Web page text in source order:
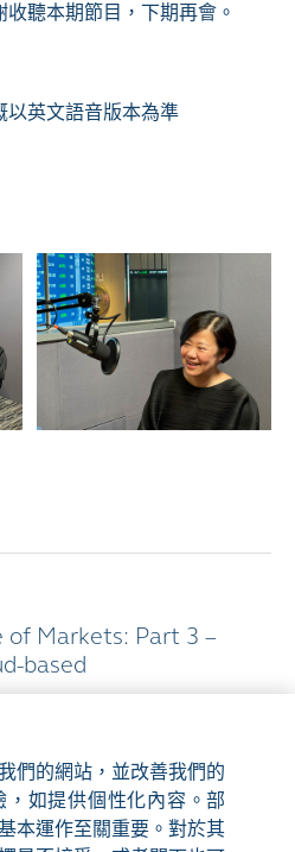
收聽本期節目，下期再會。
以英文語音版本為準
Markets: Part 3 –
based
董事會多元化說企業管治
們的網站，並改善我們的
如提供個性化內容。部
本運作至關重要。對於其